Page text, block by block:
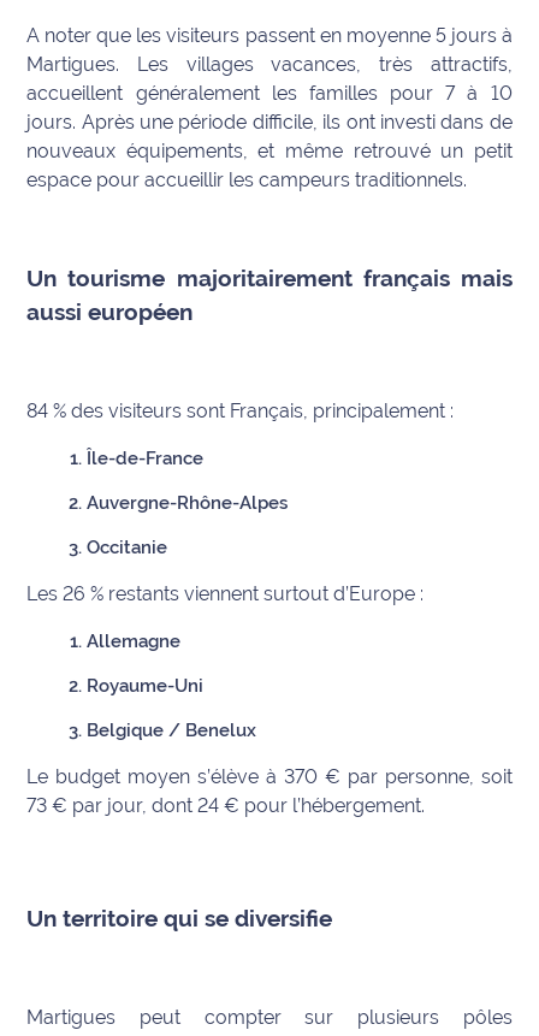
et voir
Maritima
sommes
nous ?
Recrutement
générales
site maritima.fr
A noter que les visiteurs passent en moyenne 5 jours à
Martigues. Les villages vacances, très attractifs,
accueillent généralement les familles pour 7 à 10
jours. Après une période difficile, ils ont investi dans de
nouveaux équipements, et même retrouvé un petit
espace pour accueillir les campeurs traditionnels.
Un tourisme majoritairement français mais
aussi européen
84 % des visiteurs sont Français, principalement :
Île-de-France
Auvergne-Rhône-Alpes
Occitanie
Les 26 % restants viennent surtout d’Europe :
Allemagne
Royaume-Uni
Belgique / Benelux
Le budget moyen s’élève à 370 € par personne, soit
73 € par jour, dont 24 € pour l’hébergement.
Un territoire qui se diversifie
Martigues peut compter sur plusieurs pôles